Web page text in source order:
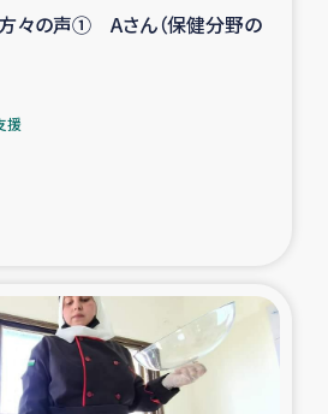
ガザ人道支援
の物資配付および教育支援
るマングローブ植林活動
シリア難民への食糧・越冬支援
々の声① Aさん（保健分野の
援